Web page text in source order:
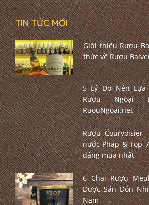
TIN TỨC MỚI
Giới thiệu Rượu
thức về Rượu
5 Lý Do Nên Lựa
Rượu Ngoại
RuouNgoai.net
Rượu Courvoisier
nước Pháp & Top
đáng mua nhất
6 Chai Rượu
Được Săn Đón
Nam